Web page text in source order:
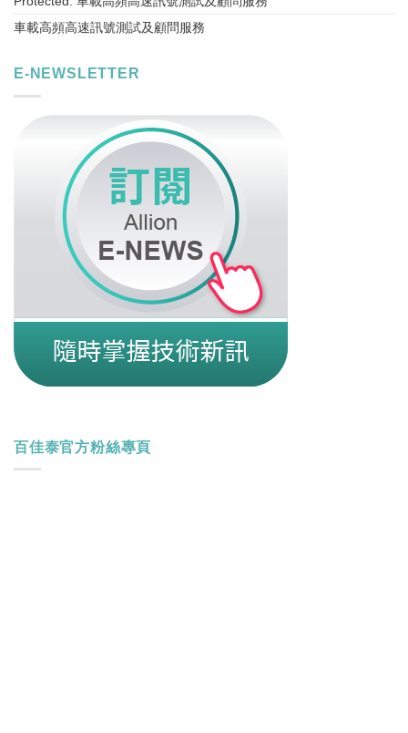
車載高頻高速訊號測試及顧問服務
E-NEWSLETTER
百佳泰官方粉絲專頁